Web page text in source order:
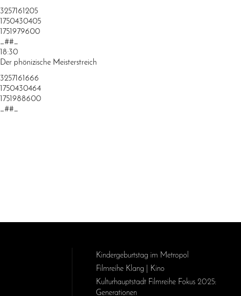
3257161205
1750430405
1751979600
_##_
18:30
Der phönizische Meisterstreich
3257161666
1750430464
1751988600
_##_
Kinder­geburts­tag im Metropol
Filmreihe Klang | Kino
Kulturhauptstadt Filmreihe Fokus 2025:
Generationen